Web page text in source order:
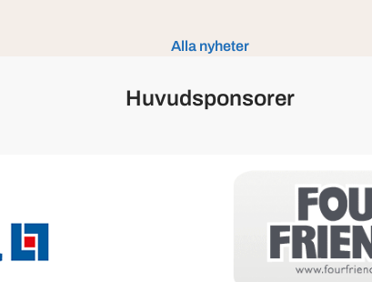
Alla nyheter
Huvudsponsorer